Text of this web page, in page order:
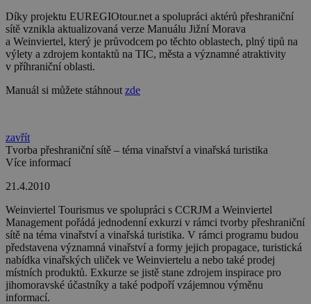
Díky projektu EUREGIOtour.net a spolupráci aktérů přeshraniční
sítě vznikla aktualizovaná verze Manuálu Jižní Morava
a Weinviertel, který je průvodcem po těchto oblastech, plný tipů na
výlety a zdrojem kontaktů na TIC, města a významné atraktivity
v příhraniční oblasti.
Manuál si můžete stáhnout zde
zavřít
Tvorba přeshraniční sítě – téma vinařství a vinařská turistika
Více informací
21.4.2010
Weinviertel Tourismus ve spolupráci s CCRJM a Weinviertel
Management pořádá jednodenní exkurzi v rámci tvorby přeshraniční
sítě na téma vinařství a vinařská turistika. V rámci programu budou
představena významná vinařství a formy jejich propagace, turistická
nabídka vinařských uliček ve Weinviertelu a nebo také prodej
místních produktů. Exkurze se jistě stane zdrojem inspirace pro
jihomoravské účastníky a také podpoří vzájemnou výměnu
informací.